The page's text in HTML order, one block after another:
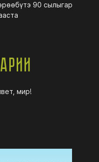
90 сылыгар
мир!